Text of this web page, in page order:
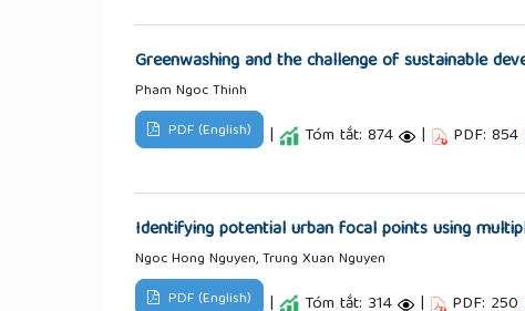
Greenwashing and the challenge of sustainable
Pham Ngoc Thinh
PDF (English) | Tóm tắt: 874 | PDF: 854
Identifying potential urban focal points using
Ngoc Hong Nguyen, Trung Xuan Nguyen
PDF (English) | Tóm tắt: 314 | PDF: 250